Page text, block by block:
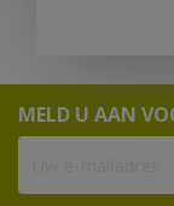
MELD U AAN